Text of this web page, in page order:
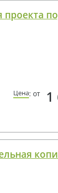
проекта
Цена: от 1